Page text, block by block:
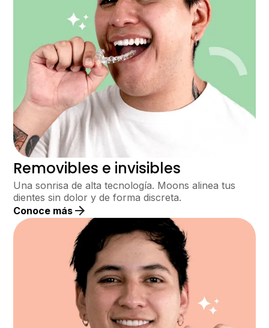
Removibles e invisibles
Una sonrisa de alta tecnología. Moons alinea tus
dientes sin dolor y de forma discreta.
Conoce más